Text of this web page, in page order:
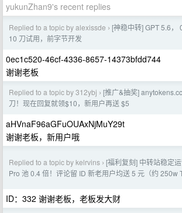
yukunZhan9's recent replies
Replied to a topic by alexissde › [神稳中转] GPT 5.6，
10 刀试用，前字节开发
0ec1c520-46cf-4336-8657-14373bfdd744
谢谢老板
Replied to a topic by 312ybj › [推广&抽奖]
刀！现在回复就领$10，新用户再送 $5
aHVnaF96aGFuOUAxNjMuY29t
谢谢老板，新用户哦
Replied to a topic by kelrvins › [福利复刻] 中转站稳定
Pro 池 0.4 倍！评论留 ID 新老用户均送 5 元（约 250w
ID：332 谢谢老板，老板发大财